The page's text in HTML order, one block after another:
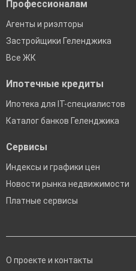
Профессионалам
Агенты и риэлторы
Застройщики Геленджика
Все ЖК
Ипотечные кредиты
Ипотека для IT-специалистов
Каталог банков Геленджика
Сервисы
Индексы и графики цен
Новости рынка недвижимости
Платные сервисы
О проекте и контакты